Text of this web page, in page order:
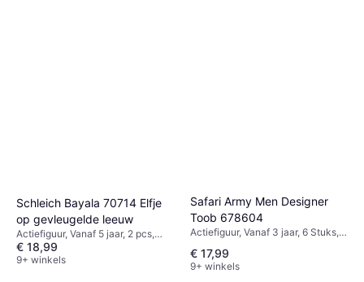
Schleich Bayala 70714 Elfje
op gevleugelde leeuw
Actiefiguur, Vanaf 5 jaar, 2 pcs,
Thema: Dier
€ 18,99
9+ winkels
Safari Army Men Designer
Toob 678604
Actiefiguur, Vanaf 3 jaar, 6 Stuks, 1
€ 17,99
9+ winkels